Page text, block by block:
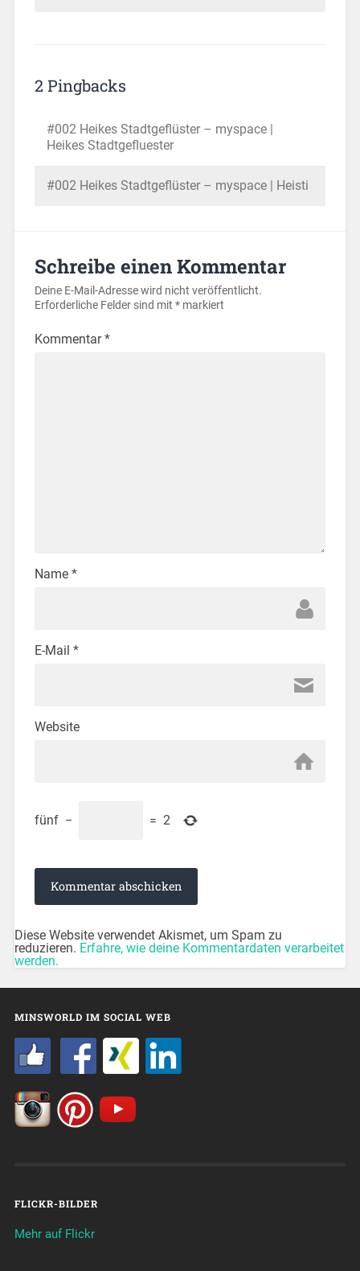
2 Pingbacks
#002 Heikes Stadtgeflüster – myspace |
Heikes Stadtgefluester
#002 Heikes Stadtgeflüster – myspace | Heisti
Schreibe einen Kommentar
Deine E-Mail-Adresse wird nicht veröffentlicht.
Erforderliche Felder sind mit *markiert
Kommentar*
Name *
E-Mail *
Website
fünf − = 2
Diese Website verwendet Akismet, um Spam zu
reduzieren. Erfahre, wie deine Kommentardaten verarbeitet
werden.
MINSWORLD IM SOCIAL WEB
FLICKR-BILDER
Mehr auf Flickr